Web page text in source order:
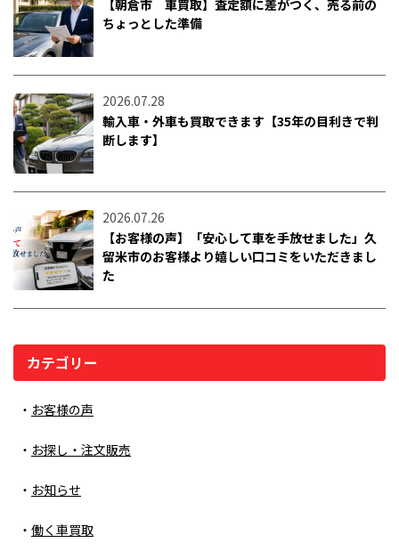
【朝倉市 車買取】査定額に差がつく、売る前の
ちょっとした準備
2026.07.28
輸入車・外車も買取できます【35年の目利きで判
断します】
2026.07.26
【お客様の声】「安心して車を手放せました」久
留米市のお客様より嬉しい口コミをいただきまし
た
カテゴリー
お客様の声
お探し・注文販売
お知らせ
働く車買取